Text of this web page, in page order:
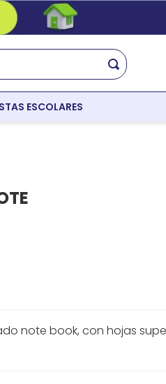
ESCOLARES
note book, con hojas